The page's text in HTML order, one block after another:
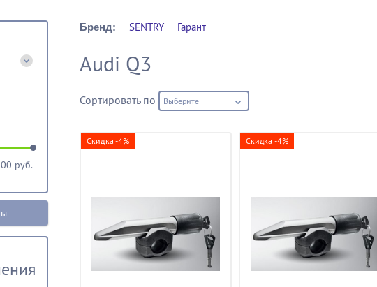
Бренд: SENTRY Гарант
Audi Q3
Сортировать по Выберите
Скидка -4% Скидка -4%
руб.